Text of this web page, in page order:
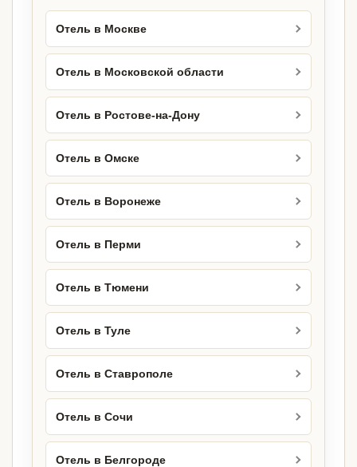
Отель в Москве
Отель в Московской области
Отель в Ростове-на-Дону
Отель в Омске
Отель в Воронеже
Отель в Перми
Отель в Тюмени
Отель в Туле
Отель в Ставрополе
Отель в Сочи
Отель в Белгороде